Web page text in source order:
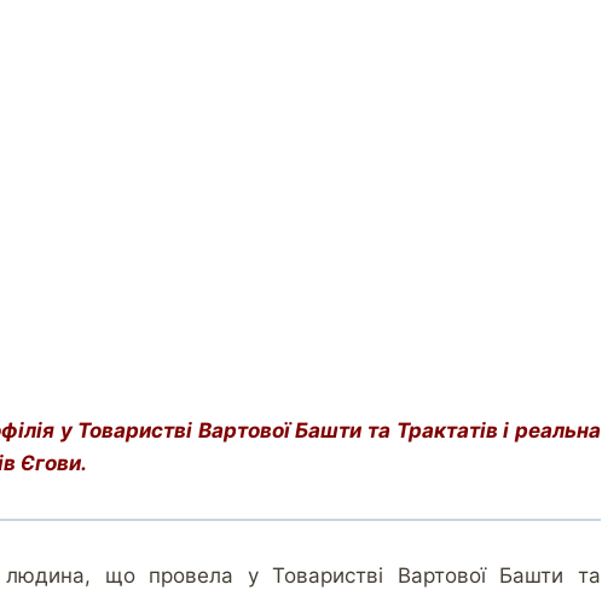
у Товаристві Вартової Башти та Трактатів і реальна
Єгови.
що провела у Товаристві Вартової Башти та